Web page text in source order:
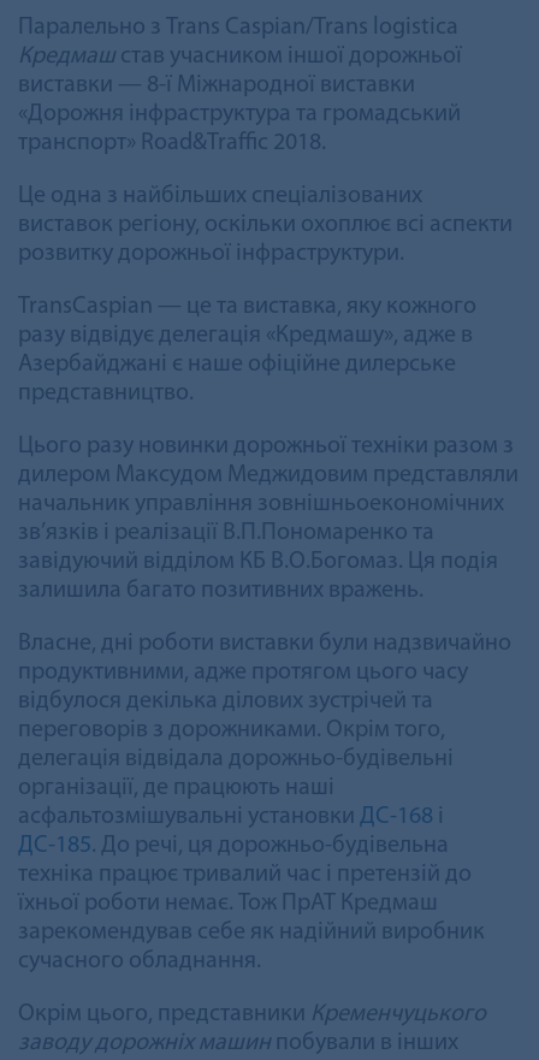
Паралельно з Trans Caspian/Trans logistica
Кредмаш став учасником іншої дорожньої
виставки — 8-ї Міжнародної виставки
«Дорожня інфраструктура та громадський
транспорт» Road&Traffic 2018.
Це одна з найбільших спеціалізованих
виставок регіону, оскільки охоплює всі аспекти
розвитку дорожньої інфраструктури.
TransCaspian — це та виставка, яку кожного
разу відвідує делегація «Кредмашу», адже в
Азербайджані є наше офіційне дилерське
представництво.
Цього разу новинки дорожньої техніки разом з
дилером Максудом Меджидовим представляли
начальник управління зовнішньоекономічних
зв’язків і реалізації В.П.Пономаренко та
завідуючий відділом КБ В.О.Богомаз. Ця подія
залишила багато позитивних вражень.
Власне, дні роботи виставки були надзвичайно
продуктивними, адже протягом цього часу
відбулося декілька ділових зустрічей та
переговорів з дорожниками. Окрім того,
делегація відвідала дорожньо-будівельні
організації, де працюють наші
асфальтозмішувальні установки ДС-168 і
ДС-185. До речі, ця дорожньо-будівельна
техніка працює тривалий час і претензій до
їхньої роботи немає. Тож ПрАТ Кредмаш
зарекомендував себе як надійний виробник
сучасного обладнання.
Окрім цього, представники Кременчуцького
заводу дорожніх машин побували в інших